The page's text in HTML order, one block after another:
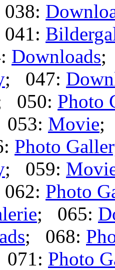
Downloads;
; 047:
050: Photo
Movie;
Photo
; 059:
Photo
; 065:
; 068:
Photo